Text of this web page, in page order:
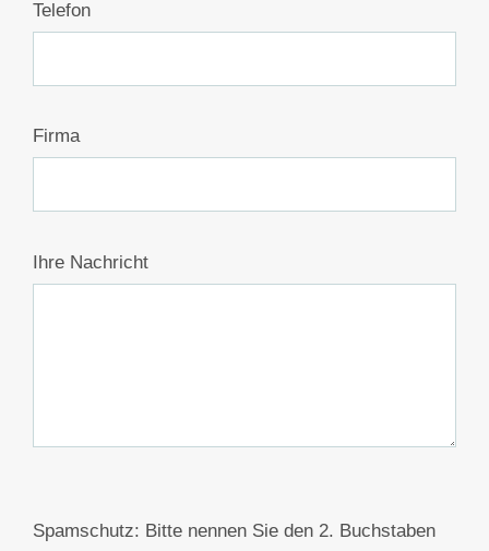
Telefon
Firma
Ihre Nachricht
Spamschutz: Bitte nennen Sie den 2. Buchstaben